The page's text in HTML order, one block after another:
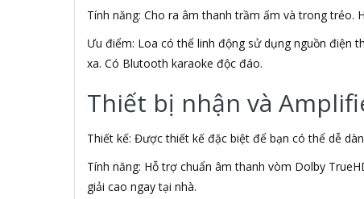
Akus
Alfa Romeo
ALGOZ
Allen Heath
ALLOYSEED
Alphun
Alps
Âm nhạc
Tính năng: Cho ra âm thanh trầm ấm và trong trẻo.
Ưu điểm: Loa có thể linh động sử dụng nguồn điện
xa. Có Blutooth karaoke độc đáo.
Thiết bị nhận và
Thiết kế: Được thiết kế đặc biệt để bạn có thể dễ
Tính năng: Hỗ trợ chuẩn âm thanh vòm Dolby
giải cao ngay tại nhà.